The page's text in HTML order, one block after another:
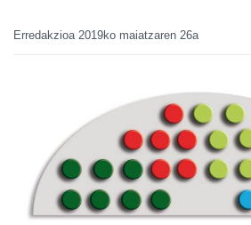
Erredakzioa 2019ko maiatzaren 26a